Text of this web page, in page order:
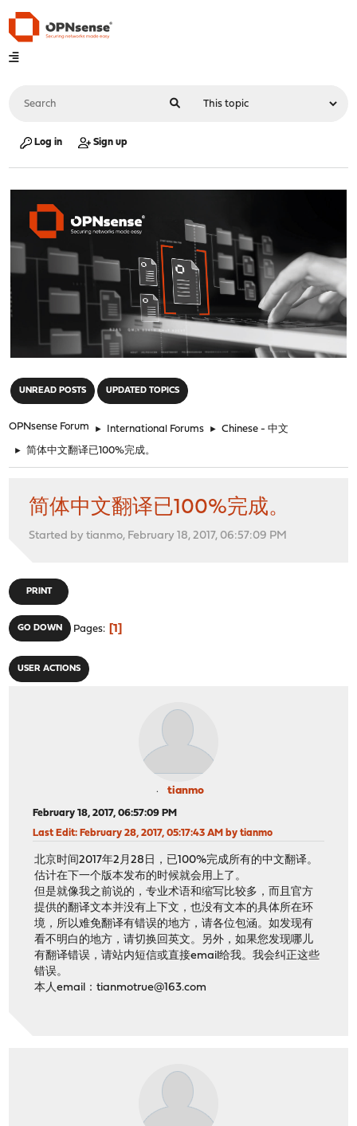
Log in Sign up
UNREAD POSTS UPDATED TOPICS
OPNsense Forum ► International Forums ► Chinese - 中文
► 简体中文翻译已100%完成。
简体中文翻译已100%完成。
Started by tianmo, February 18, 2017, 06:57:09 PM
PRINT
GO DOWN Pages 1
USER ACTIONS
tianmo
February 18, 2017, 06:57:09 PM
Last Edit: February 28, 2017, 05:17:43 AM by tianmo
北京时间2017年2月28日，已100%完成所有的中文翻译。
估计在下一个版本发布的时候就会用上了。
但是就像我之前说的，专业术语和缩写比较多，而且官方
提供的翻译文本并没有上下文，也没有文本的具体所在环
境，所以难免翻译有错误的地方，请各位包涵。如发现有
看不明白的地方，请切换回英文。另外，如果您发现哪儿
有翻译错误，请站内短信或直接email给我。我会纠正这些
错误。
本人email：tianmotrue@163.com